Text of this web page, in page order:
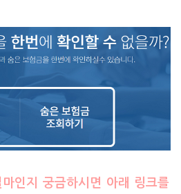
인지 궁금하시면 아래 링크를